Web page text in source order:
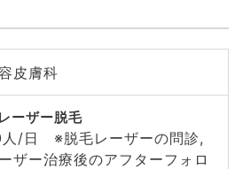
皮膚科
レーザー脱毛
/日 ※脱毛レーザーの問診,
ザー治療後のアフターフォロ